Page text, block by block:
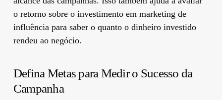
o retorno sobre o investimento em marketing de
influência para saber o quanto o dinheiro investido
rendeu ao negócio.
Defina Metas para Medir o Sucesso da
Campanha